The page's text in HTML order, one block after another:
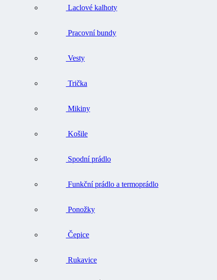
Laclové kalhoty
Pracovní bundy
Vesty
Trička
Mikiny
Košile
Spodní prádlo
Funkční prádlo a termoprádlo
Ponožky
Čepice
Rukavice